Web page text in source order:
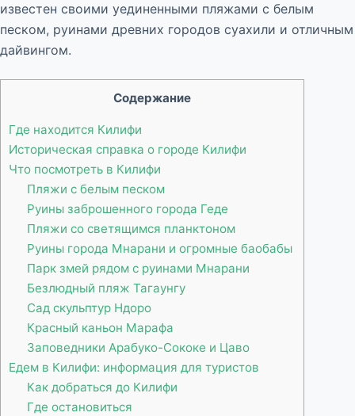
известен своими уединенными пляжами с белым
песком, руинами древних городов суахили и отличным
дайвингом.
Содержание
Где находится Килифи
Историческая справка о городе Килифи
Что посмотреть в Килифи
Пляжи с белым песком
Руины заброшенного города Геде
Пляжи со светящимся планктоном
Руины города Мнарани и огромные баобабы
Парк змей рядом с руинами Мнарани
Безлюдный пляж Тагаунгу
Сад скульптур Ндоро
Красный каньон Марафа
Заповедники Арабуко-Сококе и Цаво
Едем в Килифи: информация для туристов
Как добраться до Килифи
Где остановиться